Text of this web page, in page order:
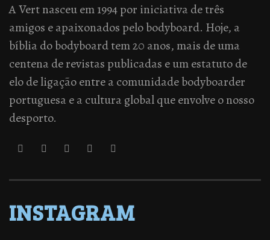
A Vert nasceu em 1994 por iniciativa de três
amigos e apaixonados pelo bodyboard. Hoje, a
bíblia do bodyboard tem 20 anos, mais de uma
centena de revistas publicadas e um estatuto de
elo de ligação entre a comunidade bodyboarder
portuguesa e a cultura global que envolve o nosso
desporto.
INSTAGRAM